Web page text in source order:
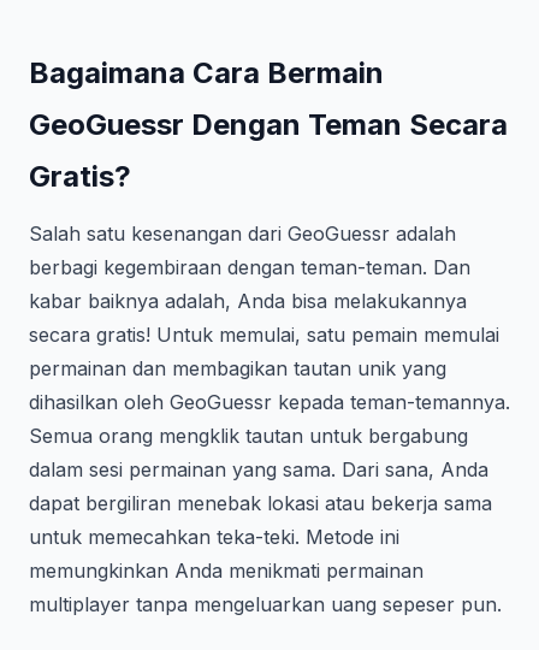
Bagaimana Cara Bermain
GeoGuessr Dengan Teman Secara
Gratis?
Salah satu kesenangan dari GeoGuessr adalah
berbagi kegembiraan dengan teman-teman. Dan
kabar baiknya adalah, Anda bisa melakukannya
secara gratis! Untuk memulai, satu pemain memulai
permainan dan membagikan tautan unik yang
dihasilkan oleh GeoGuessr kepada teman-temannya.
Semua orang mengklik tautan untuk bergabung
dalam sesi permainan yang sama. Dari sana, Anda
dapat bergiliran menebak lokasi atau bekerja sama
untuk memecahkan teka-teki. Metode ini
memungkinkan Anda menikmati permainan
multiplayer tanpa mengeluarkan uang sepeser pun.